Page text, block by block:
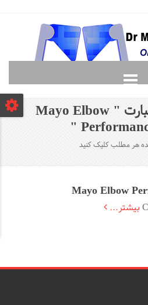
"
Mayo Elbow
"
هر مطلب کلیک کنید
Mayo Elbow
بیشتر...